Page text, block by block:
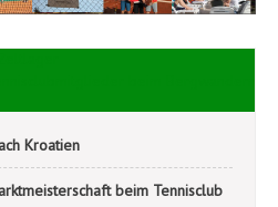
Kroatien
beim Tennisclub